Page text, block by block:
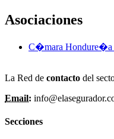
Asociaciones
C�mara Hondure�a
La Red de contacto del
Email:
Secciones